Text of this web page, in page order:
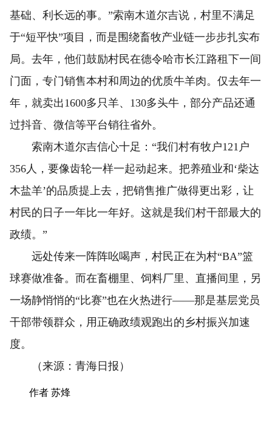
基础、利长远的事。”索南木道尔吉说，村里不满足
于“短平快”项目，而是围绕畜牧产业链一步步扎实布
局。去年，他们鼓励村民在德令哈市长江路租下一间
门面，专门销售本村和周边的优质牛羊肉。仅去年一
年，就卖出1600多只羊、130多头牛，部分产品还通
过抖音、微信等平台销往省外。
索南木道尔吉信心十足：“我们村有牧户121户
356人，要像齿轮一样一起动起来。把养殖业和‘柴达
木盐羊’的品质提上去，把销售推广做得更出彩，让
村民的日子一年比一年好。这就是我们村干部最大的
政绩。”
远处传来一阵阵吆喝声，村民正在为村“BA”篮
球赛做准备。而在畜棚里、饲料厂里、直播间里，另
一场静悄悄的“比赛”也在火热进行——那是基层党员
干部带领群众，用正确政绩观跑出的乡村振兴加速
度。
（来源：青海日报）
作者 苏烽